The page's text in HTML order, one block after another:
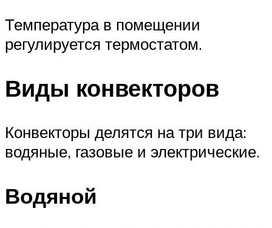
Температура в помещении
регулируется термостатом.
Виды конвекторов
Конвекторы делятся на три вида:
водяные, газовые и электрические.
Водяной